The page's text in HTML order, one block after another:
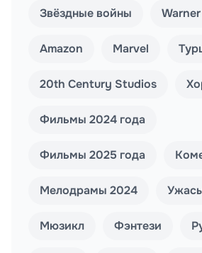
Звёздные войны
Amazon Marvel
20th Century Studios
Фильмы 2024 года
Фильмы 2025 года
Мелодрамы 2024
Мюзикл Фэнтези